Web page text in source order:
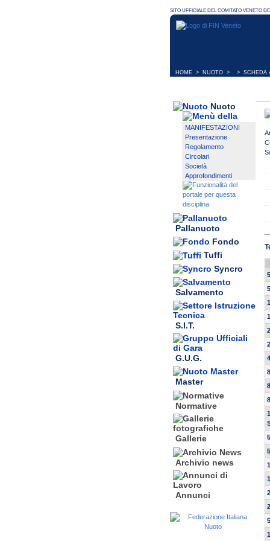
HOME > NUOTO > > SCHEDA
Nuoto
MANIFESTAZIONI
Presentazione
Regolamento
Circolari
Società
Approfondimenti
Pallanuoto
Fondo
Tuffi
Syncro
Salvamento
S.I.T.
G.U.G.
Master
Normative
Gallerie
Archivio news
Annunci